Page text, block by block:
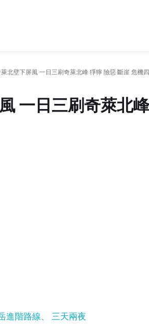
北壁下屏風 一日三刷奇萊北峰 猙獰 險惡 斷崖 危機
一日三刷奇萊北
進階路線 三天兩夜